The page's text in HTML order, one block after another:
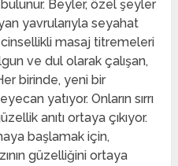
Beyler, özel şeyler
yavrularıyla seyahat
masaj titremeleri
ve dul olarak çalışan,
birinde, yeni bir
yatıyor. Onların sırrı
anıtı ortaya çıkıyor.
başlamak için,
güzelliğini ortaya